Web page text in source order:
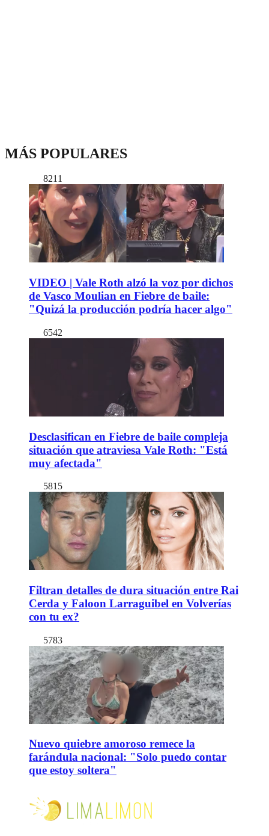
MÁS POPULARES
8211
VIDEO | Vale Roth alzó la voz por dichos
de Vasco Moulian en Fiebre de baile:
"Quizá la producción podría hacer algo"
6542
Desclasifican en Fiebre de baile compleja
situación que atraviesa Vale Roth: "Está
muy afectada"
5815
Filtran detalles de dura situación entre Rai
Cerda y Faloon Larraguibel en Volverías
con tu ex?
5783
Nuevo quiebre amoroso remece la
farándula nacional: "Solo puedo contar
que estoy soltera"